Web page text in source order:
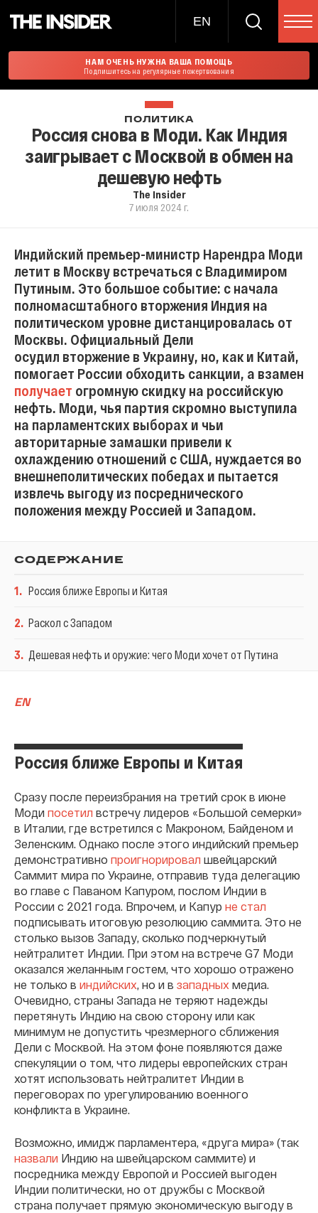
EN
НАМ ОЧЕНЬ НУЖНА ВАША ПОМОЩЬ
Подпишитесь на регулярные пожертвования
ПОЛИТИКА
Россия снова в Моди. Как Индия
заигрывает с Москвой в обмен на
дешевую нефть
The Insider
7 июля 2024 г.
Индийский премьер-министр Нарендра Моди
летит в Москву встречаться с Владимиром
Путиным. Это большое событие: с начала
полномасштабного вторжения Индия на
политическом уровне дистанцировалась от
Москвы. Официальный Дели
осудил вторжение в Украину, но, как и Китай,
помогает России обходить санкции, а взамен
получает огромную скидку на российскую
нефть. Моди, чья партия скромно выступила
на парламентских выборах и чьи
авторитарные замашки привели к
охлаждению отношений с США, нуждается во
внешнеполитических победах и пытается
извлечь выгоду из посреднического
положения между Россией и Западом.
СОДЕРЖАНИЕ
1. Россия ближе Европы и Китая
2. Раскол с Западом
3. Дешевая нефть и оружие: чего Моди хочет от Путина
EN
Россия ближе Европы и Китая
Сразу после переизбрания на третий срок в июне
Моди посетил встречу лидеров «Большой семерки»
в Италии, где встретился с Макроном, Байденом и
Зеленским. Однако после этого индийский премьер
демонстративно проигнорировал швейцарский
Саммит мира по Украине, отправив туда делегацию
во главе с Паваном Капуром, послом Индии в
России с 2021 года. Впрочем, и Капур не стал
подписывать итоговую резолюцию саммита. Это не
столько вызов Западу, сколько подчеркнутый
нейтралитет Индии. При этом на встрече G7 Моди
оказался желанным гостем, что хорошо отражено
не только в индийских, но и в западных медиа.
Очевидно, страны Запада не теряют надежды
перетянуть Индию на свою сторону или как
минимум не допустить чрезмерного сближения
Дели с Москвой. На этом фоне появляются даже
спекуляции о том, что лидеры европейских стран
хотят использовать нейтралитет Индии в
переговорах по урегулированию военного
конфликта в Украине.
Возможно, имидж парламентера, «друга мира» (так
назвали Индию на швейцарском саммите) и
посредника между Европой и Россией выгоден
Индии политически, но от дружбы с Москвой
страна получает прямую экономическую выгоду в